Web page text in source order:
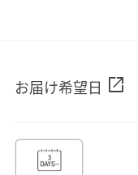
お届け希望日 open_in_new